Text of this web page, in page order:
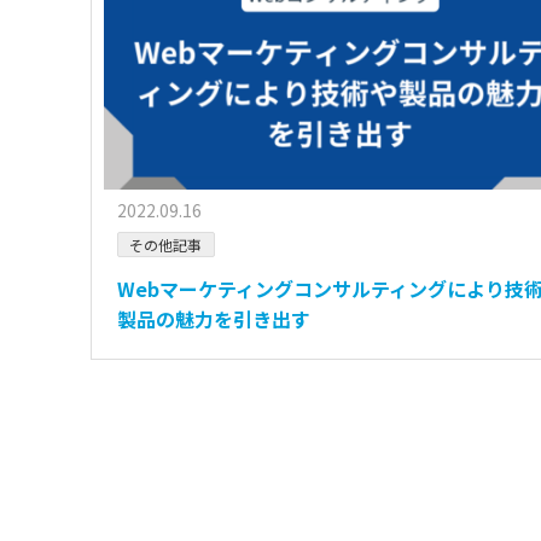
2022.09.16
その他記事
Webマーケティングコンサルティングにより技
製品の魅力を引き出す